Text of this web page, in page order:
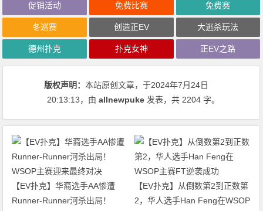
促销活动 免费比赛 免费赛
冬巡赛 创造正EV 大逃杀玩法
德州扑克 扑克女神 正EV之路
版权声明：本站原创文章，于2024年7月24日
20:13:13，由allnewpuke 发表，共 2204 字。
【EV扑克】华裔选手AA惨遭
Runner-Runner河杀出局！
【EV扑克】从倒数第2到正数第
2，华人选手Han Feng在WSOP